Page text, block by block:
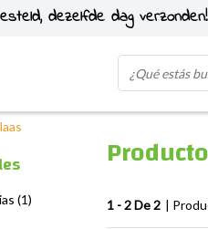
dezelfde dag verzonden!
nuestro propio stock
(1)
1 - 2 De 2 |